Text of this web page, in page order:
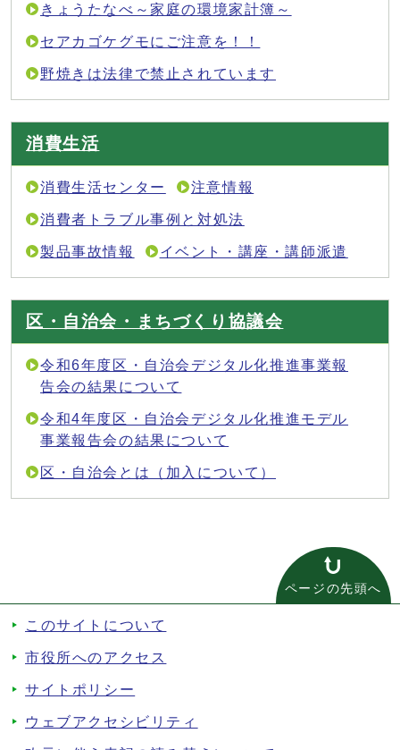
きょうたなべ～家庭の環境家計簿～
セアカゴケグモにご注意を！！
野焼きは法律で禁止されています
消費生活
消費生活センター 注意情報
消費者トラブル事例と対処法
製品事故情報 イベント・講座・講師派遣
区・自治会・まちづくり協議会
令和6年度区・自治会デジタル化推進事業報
告会の結果について
令和4年度区・自治会デジタル化推進モデル
事業報告会の結果について
区・自治会とは（加入について）
ページの先頭へ
このサイトについて
市役所へのアクセス
サイトポリシー
ウェブアクセシビリティ